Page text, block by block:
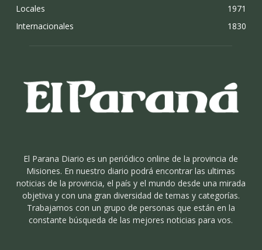
Locales
1971
Internacionales
1830
El Parana Diario es un periódico online de la provincia de
Misiones. En nuestro diario podrá encontrar las ultimas
noticias de la provincia, el país y el mundo desde una mirada
objetiva y con una gran diversidad de temas y categorías.
Trabajamos con un grupo de personas que están en la
constante búsqueda de las mejores noticias para vos.